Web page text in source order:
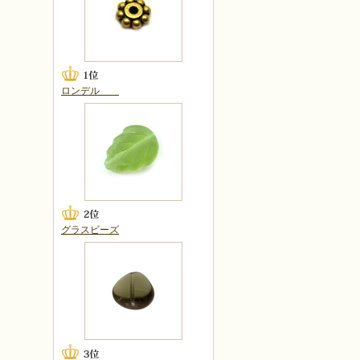
ロンデル
グラスビーズ